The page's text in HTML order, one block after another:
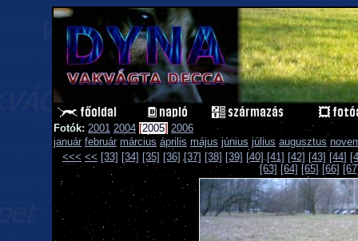
Fotók: 2001 2004 [2005] 2006
január február március április május június július augusztus
<<< << [33] [34] [35] [36] [37] [38] [39] [40] [41] [42] [43] [44]
[63] [64] [65] [66]